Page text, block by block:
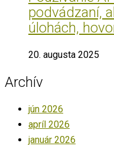
podvádzaní,
úlohách,
20. augusta 2025
Archív
jún 2026
apríl 2026
január 2026